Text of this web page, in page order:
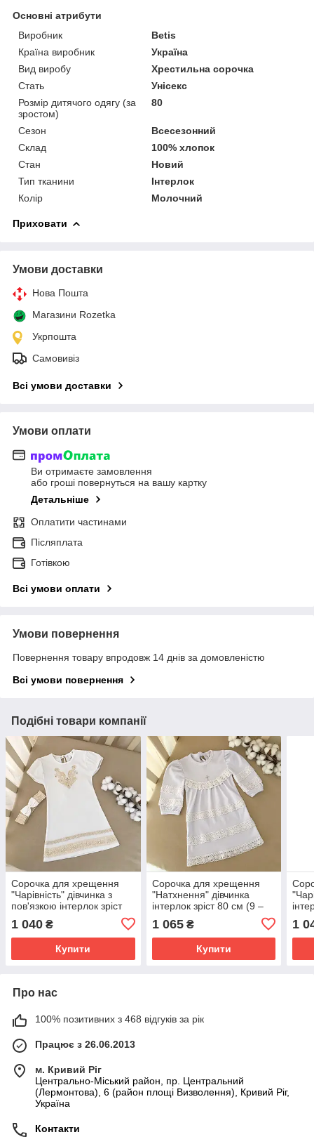
Основні атрибути
Виробник
Betis
Країна виробник
Україна
Вид виробу
Хрестильна сорочка
Стать
Унісекс
Розмір дитячого одягу (за
зростом)
80
Сезон
Всесезонний
Склад
100% хлопок
Стан
Новий
Тип тканини
Інтерлок
Колір
Молочний
Приховати
Умови доставки
Нова Пошта
Магазини Rozetka
Укрпошта
Самовивіз
Всі умови доставки
Умови оплати
Ви отримаєте замовлення
або гроші повернуться на вашу картку
Детальніше
Оплатити частинами
Післяплата
Готівкою
Всі умови оплати
Умови повернення
Повернення товару впродовж 14 днів за домовленістю
Всі умови повернення
Подібні товари компанії
Сорочка для хрещення
"Чарівність" дівчинка з
пов'язкою інтерлок зріст
80 см (9 – 12 місяців) Betis
Молочний
1 040 ₴
Купити
Сорочка для хрещення
"Натхнення" дівчинка
інтерлок зріст 80 см (9 –
1 065₴
Купити
1
Про нас
100% позитивних з 468 відгуків за рік
Працює з 26.06.2013
м. Кривий Ріг
Центрально-Міський район, пр. Центральний
(Лермонтова), 6 (район площі Визволення), Кривий Ріг,
Україна
Контакти